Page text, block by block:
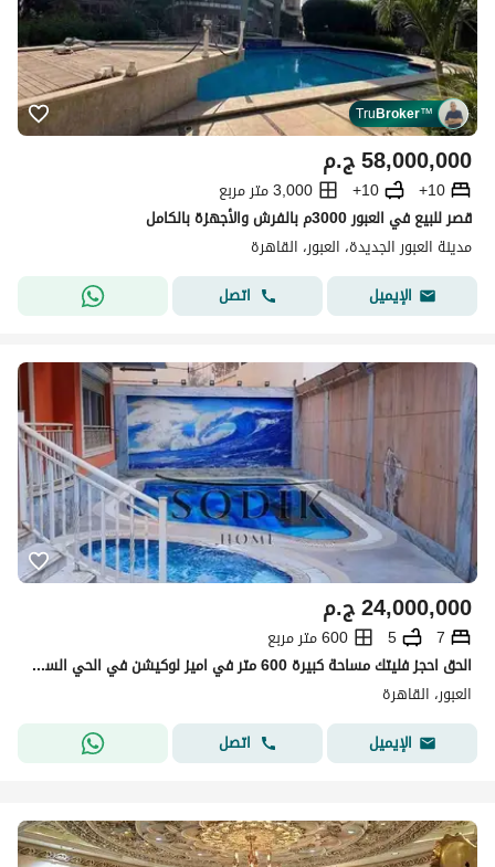
TruBroker™
ج.م58,000,000
10+
10+
3,000 متر مربع
قصر للبيع في العبور 3000م بالفرش والأجهزة بالكامل
مدينة العبور الجديدة، العبور، القاهرة
الإيميل
اتصل
ج.م24,000,000
7
5
600 متر مربع
الحق احجز فليتك مساحة كبيرة 600 متر في اميز لوكيشن في الحي السابع تطشيب الترا سوبر لوكس علي مفتاح تشطيب اول سكن
العبور، القاهرة
الإيميل
اتصل